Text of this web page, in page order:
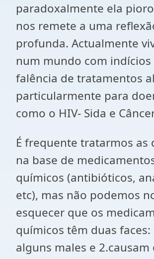
paradoxalmente ela
nos remete a uma
profunda. Actualmente
num mundo com indícios
falência de tratamentos
particularmente para
como o HIV- Sida e
É frequente tratarmos as
na base de
químicos (antibióticos,
etc), mas não podemos
esquecer que os
químicos têm duas faces:
alguns males e